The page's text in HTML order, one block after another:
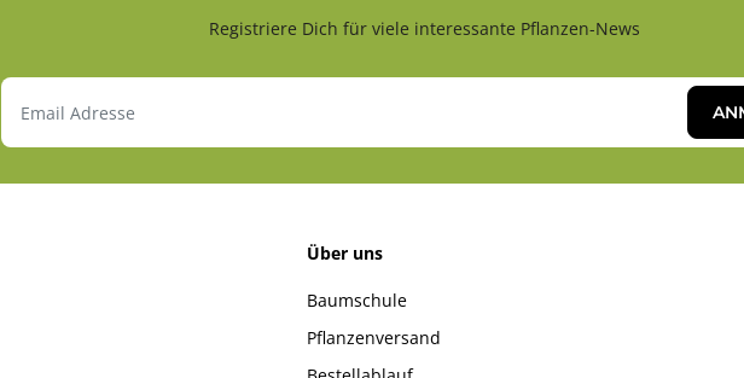
Registriere Dich für viele interessante Pflanzen-News
Über uns
Baumschule
Pflanzenversand